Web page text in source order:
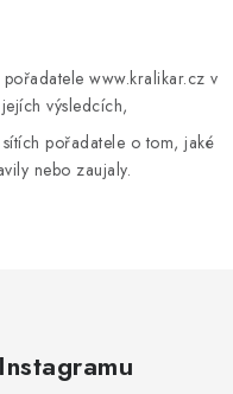
www.kralikar.cz v
výsledcích,
pořadatele o tom, jaké
nebo zaujaly.